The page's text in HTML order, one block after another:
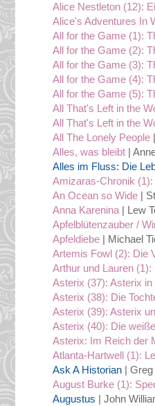
Alice Nestleton (12):
Alice's Adventures In
All for the Game (1):
All for the Game (2):
All for the Game (3):
All for the Game (4):
All for the Game (5):
All That's Left in the
All That's Left in the
All The Lonely People
Alles, was bleibt |
Alles im Fluss: Die
Amizaras-Chronik
An Ocean so Wide |
Anna Karenina | Lew
Apfelblütenzauber /
Apfeldiebe | Michael
Artemis Fowl (2): Die
Arthur und Lauren
Asterix (37): Asterix in
Asterix (38): Die
Asterix (39): Asterix
Asterix (40): Die
Asterix: Im Reich der
Atlanta-Hartwell (1):
Ask A Historian |
August Burke (1):
Augustus | John